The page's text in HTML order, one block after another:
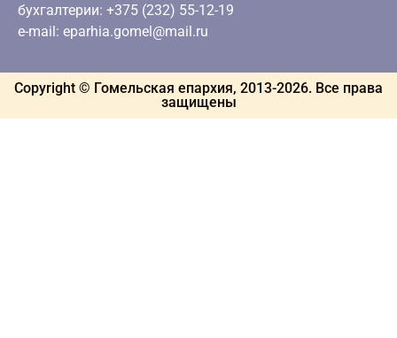
бухгалтерии: +375 (232) 55-12-19
e-mail: eparhia.gomel@mail.ru
Copyright © Гомельская епархия, 2013-2026. Все права
защищены